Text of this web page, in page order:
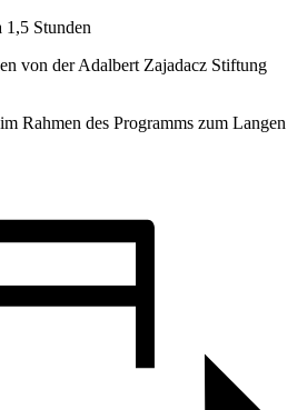
1,5 Stunden
von der Adalbert Zajadacz Stiftung
Rahmen des Programms zum Langen